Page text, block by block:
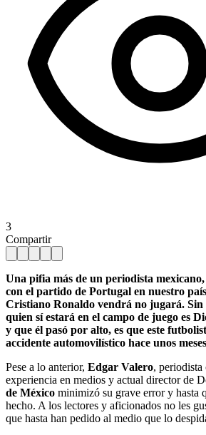
3
Compartir
Una pifia más de un periodista
con el partido de Portugal en nuestro
Cristiano Ronaldo vendrá no jugará. Sin
quien sí estará en el campo de juego es
y que él pasó por alto, es que este
accidente automovilístico hace unos
Pese a lo anterior, Edgar Valero, periodista
experiencia en medios y actual director de
de México minimizó su grave error y hasta
hecho. A los lectores y aficionados no les
que hasta han pedido al medio que lo